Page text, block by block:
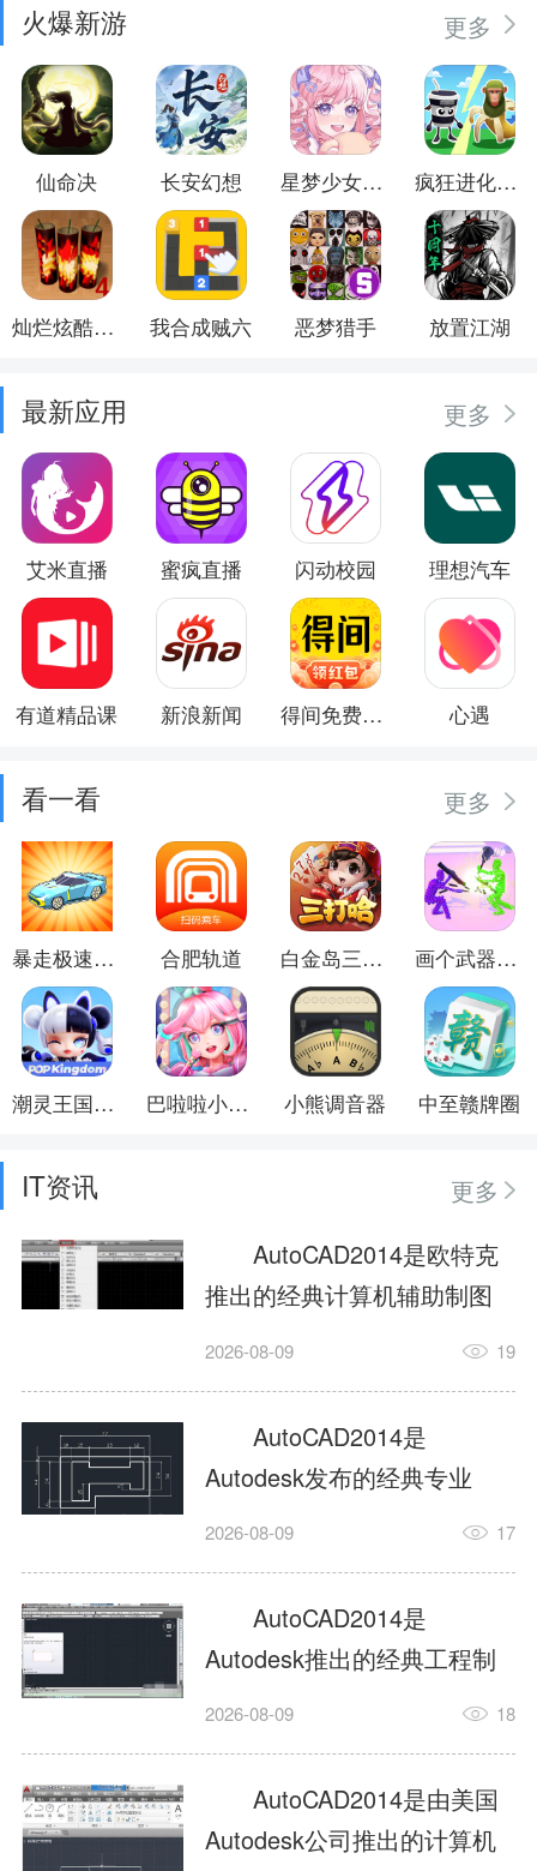
火爆新游 更多
仙命决 长安幻想 星梦少女换装 疯狂进化防卫战
灿烂炫酷模拟器 我合成贼六 恶梦猎手 放置江湖
最新应用 更多
艾米直播 蜜疯直播 闪动校园 理想汽车
有道精品课 新浪新闻 得间免费小说 心遇
看一看 更多
暴走极速飞车 合肥轨道 白金岛三打哈 画个武器打倒你
潮灵王国：起源 巴啦啦小魔仙幻彩美妆 小熊调音器 中至赣牌圈
IT资讯
更多
AutoCAD2014是欧特克
推出的经典计算机辅助制图
工具，主打稳定2D施工图绘
行业工程设计。版本新增图
纸标签页、实景地理地图、
协同设计交流模块，优化命
令行智能纠错与图层批量管
理，支持Win8触屏操作、点
云扫描数据导入，兼容各类
DWG图纸格式，文件互通...
2026-08-09 19
AutoCAD2014是
Autodesk发布的经典专业
CAD制图设计软件，是工程
绘图工具。软件专注精准二
维绘图、图纸编辑、参数化
设计及基础三维建模，广泛
应用于建筑设计、机械制
造、土木工程、室内设计等
多个行业。软件优化绘图流
畅度与文件兼容性，支持参
2026-08-09 17
AutoCAD2014是
Autodesk推出的经典工程制
图设计软件，主打高效精准
建模作业，适配建筑、机
械、市政、室内设计等多行
业场景。软件优化运行机制
2026-08-09 18
AutoCAD2014是由美国
Autodesk公司推出的计算机